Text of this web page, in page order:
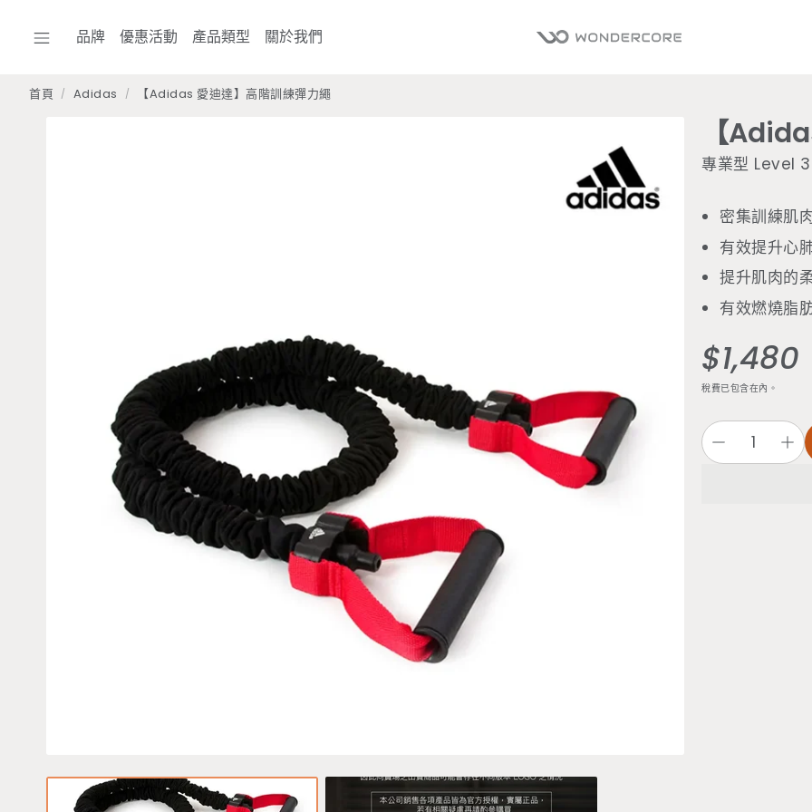
品牌 優惠活動 產品類型 關於我們
首頁 Adidas 【Adidas 愛迪達】高階訓練彈力繩
【
專業型 Level
密集訓練肌
有效提升心
提升肌肉的
有效燃燒脂
定
價
$1,480
稅費已包含在內。